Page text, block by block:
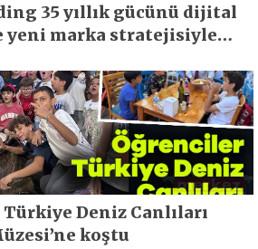
35 yıllık gücünü dijital
yeni marka stratejisiyle
Deniz Canlıları
koştu